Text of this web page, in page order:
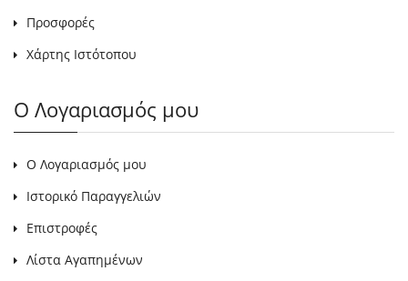
Προσφορές
Χάρτης Ιστότοπου
Ο Λογαριασμός μου
Ο Λογαριασμός μου
Ιστορικό Παραγγελιών
Επιστροφές
Λίστα Αγαπημένων